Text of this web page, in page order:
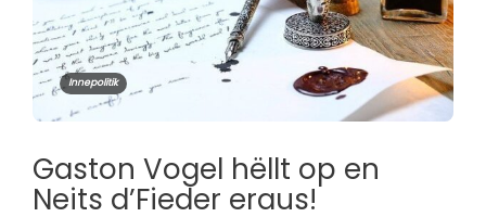
Innepolitik
Gaston Vogel hëllt op en
Neits d’Fieder eraus!